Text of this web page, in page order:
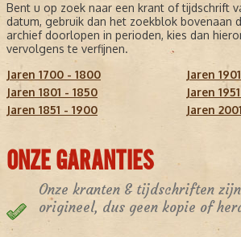
Bent u op zoek naar een krant of tijdschrift
datum, gebruik dan het zoekblok bovenaan
archief doorlopen in perioden, kies dan
vervolgens te verfijnen.
Jaren 1700 - 1800
Jaren 1801 - 1850
Jaren 1851 - 1900
Jaren
Jaren
Jaren
ONZE GARANTIES
Onze kranten & tijdschriften
origineel, dus geen kopie of